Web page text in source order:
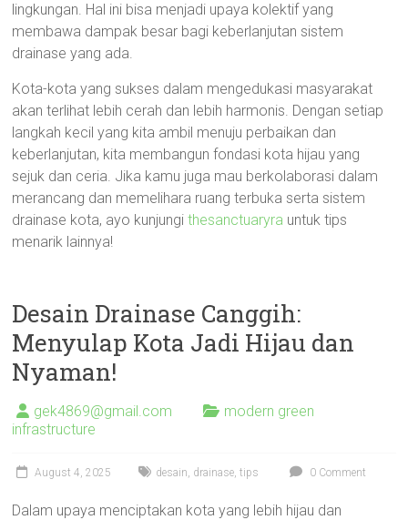
lingkungan. Hal ini bisa menjadi upaya kolektif yang
membawa dampak besar bagi keberlanjutan sistem
drainase yang ada.
Kota-kota yang sukses dalam mengedukasi masyarakat
akan terlihat lebih cerah dan lebih harmonis. Dengan setiap
langkah kecil yang kita ambil menuju perbaikan dan
keberlanjutan, kita membangun fondasi kota hijau yang
sejuk dan ceria. Jika kamu juga mau berkolaborasi dalam
merancang dan memelihara ruang terbuka serta sistem
drainase kota, ayo kunjungithesanctuaryra untuk tips
menarik lainnya!
Desain Drainase Canggih:
Menyulap Kota Jadi Hijau dan
Nyaman!
gek4869@gmail.com
modern green
infrastructure
August 4, 2025 desain, drainase,tips 0 Comment
Dalam upaya menciptakan kota yang lebih hijau dan